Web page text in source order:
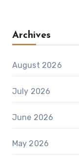
Archives
August 2026
July 2026
June 2026
May 2026